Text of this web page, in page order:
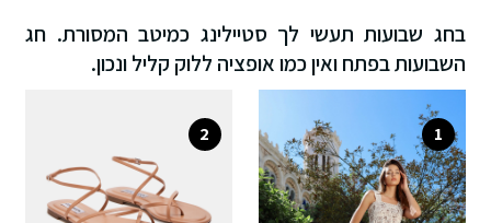
בחג שבועות תעשי לך סטיילינג כמיטב המסורת. חג
השבועות בפתח ואין כמו אופציה ללוק קליל ונכון.
1
2